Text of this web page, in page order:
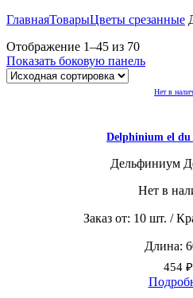
ГлавнаяТоварыЦветы срезанные
Отображение 1–45 из 70
Показать боковую панель
Нет в
Delphinium el du
Дельфиниум
Нет в
Заказ от: 10 шт. /
Длина:
454 ₽